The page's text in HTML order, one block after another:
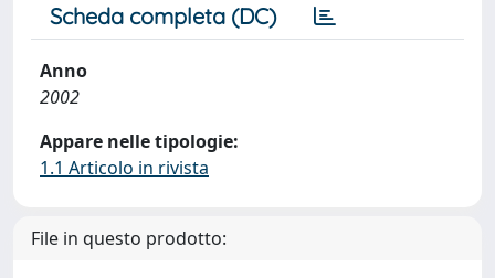
Scheda completa (DC)
Anno
2002
Appare nelle tipologie:
1.1 Articolo in rivista
File in questo prodotto: